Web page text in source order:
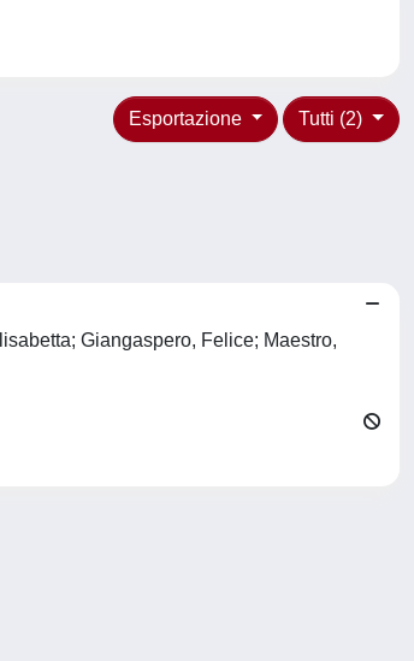
Tutti (2)
Esportazione
Giangaspero, Felice; Maestro,